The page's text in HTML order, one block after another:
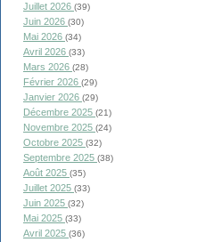
Juillet 2026 (39)
Juin 2026 (30)
Mai 2026 (34)
Avril 2026 (33)
Mars 2026 (28)
Février 2026 (29)
Janvier 2026 (29)
Décembre 2025 (21)
Novembre 2025 (24)
Octobre 2025 (32)
Septembre 2025 (38)
Août 2025 (35)
Juillet 2025 (33)
Juin 2025 (32)
Mai 2025 (33)
Avril 2025 (36)